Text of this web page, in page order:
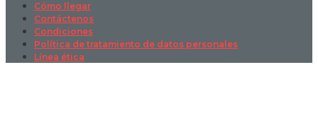
Cómo llegar
Contáctenos
Condiciones
Política de tratamiento de datos personales
Línea ética